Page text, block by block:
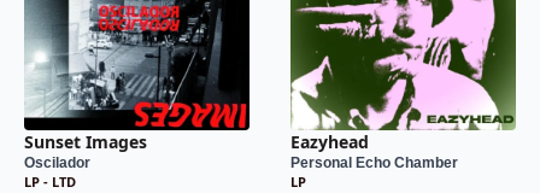
Sunset Images
Oscilador
LP - LTD
Eazyhead
Personal Echo Chamber
LP